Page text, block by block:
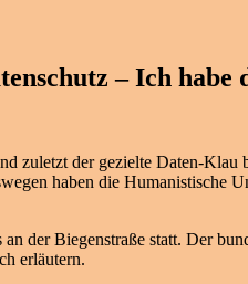
– Ich habe
zuletzt der gezielte Daten-
haben die
der Biegenstraße statt. Der
erläutern.